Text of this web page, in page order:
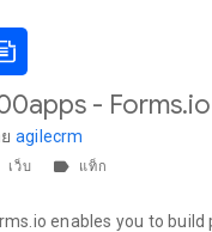
- Forms.io
agilecrm
เว็บ แท็ก
enables you to